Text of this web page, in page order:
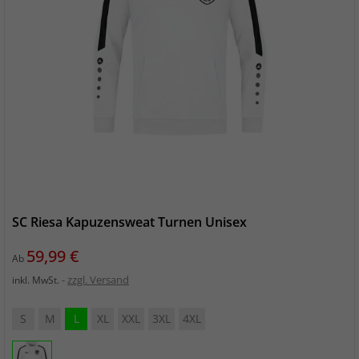
SC Riesa Kapuzensweat Turnen Unisex
Ab Preis
59,99 €
inkl. MwSt. zzgl. Versand
S M L XL XXL 3XL 4XL